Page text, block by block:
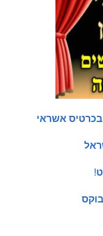
אשראי
!